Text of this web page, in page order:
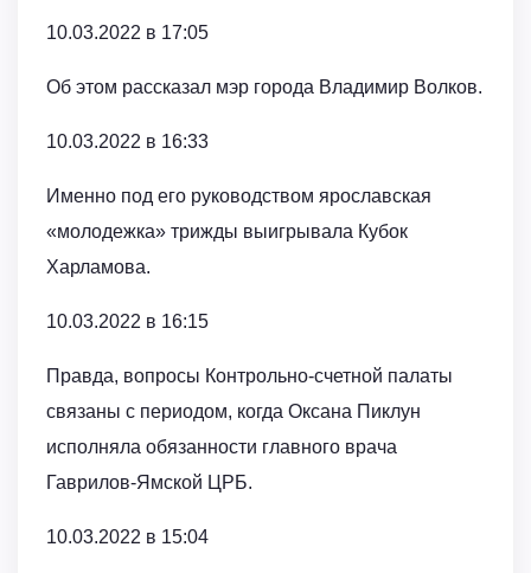
10.03.2022 в 17:05
Об этом рассказал мэр города Владимир Волков.
10.03.2022 в 16:33
Именно под его руководством ярославская
«молодежка» трижды выигрывала Кубок
Харламова.
10.03.2022 в 16:15
Правда, вопросы Контрольно-счетной палаты
связаны с периодом, когда Оксана Пиклун
исполняла обязанности главного врача
Гаврилов-Ямской ЦРБ.
10.03.2022 в 15:04